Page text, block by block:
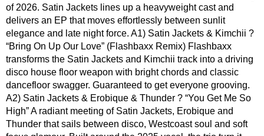
of 2026. Satin Jackets lines up a heavyweight cast and
delivers an EP that moves effortlessly between sunlit
elegance and late night force. A1) Satin Jackets & Kimchii ?
“Bring On Up Our Love” (Flashbaxx Remix) Flashbaxx
transforms the Satin Jackets and Kimchii track into a driving
disco house floor weapon with bright chords and classic
dancefloor swagger. Guaranteed to get everyone grooving.
A2) Satin Jackets & Erobique & Thunder ? “You Get Me So
High” A radiant meeting of Satin Jackets, Erobique and
Thunder that sails between disco, Westcoast soul and soft